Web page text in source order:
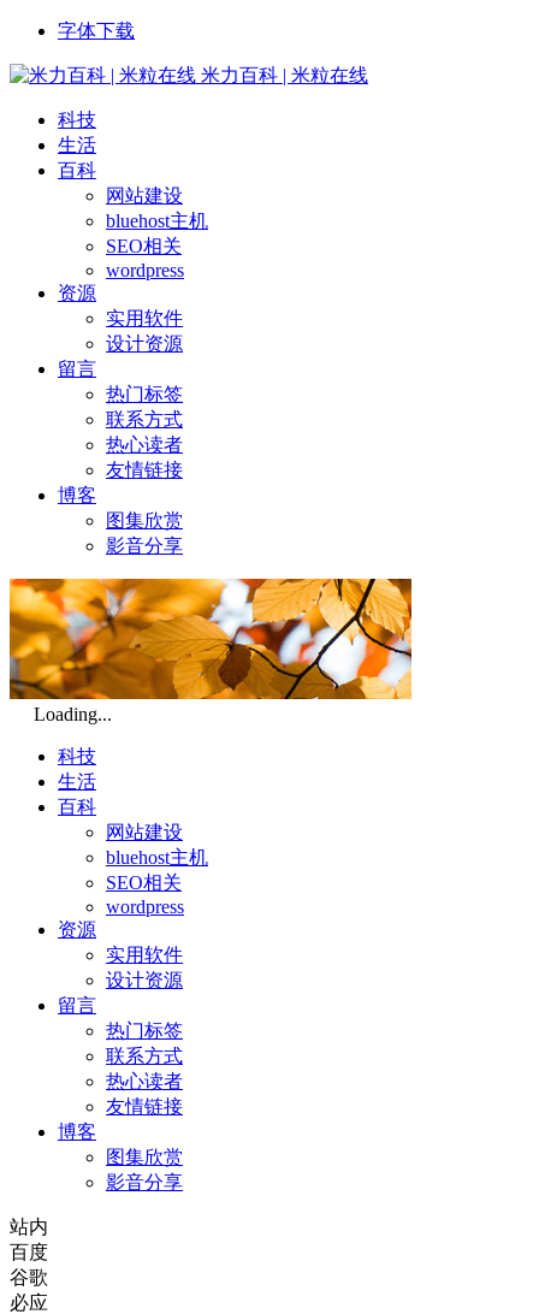
字体下载
米力百科 | 米粒在线
科技
生活
百科
网站建设
bluehost主机
SEO相关
wordpress
资源
实用软件
设计资源
留言
热门标签
联系方式
热心读者
友情链接
博客
图集欣赏
影音分享
Loading...
科技
生活
百科
网站建设
bluehost主机
SEO相关
wordpress
资源
实用软件
设计资源
留言
热门标签
联系方式
热心读者
友情链接
博客
图集欣赏
影音分享
站内
百度
谷歌
必应